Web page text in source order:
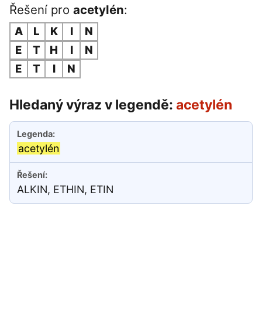
Řešení pro acetylén:
A L K I
N
E
T H I
N
E
T I N
Hledaný výraz v legendě: acetylén
acetylén
ALKIN, ETHIN, ETIN